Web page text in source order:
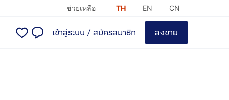
ช่วยเหลือ TH EN CN
เข้าสู่ระบบ / สมัครสมาชิก ลงขาย